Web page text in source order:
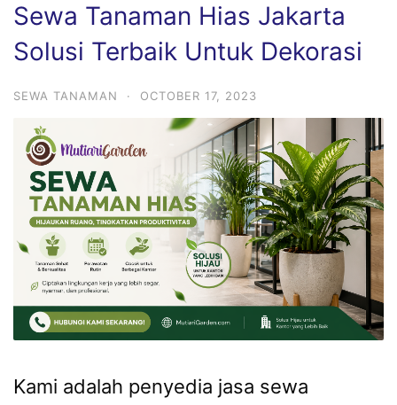
Sewa Tanaman Hias Jakarta
Solusi Terbaik Untuk Dekorasi
SEWA TANAMAN · OCTOBER 17, 2023
Kami adalah penyedia jasa sewa